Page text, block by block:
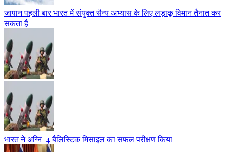
जापान पहली बार भारत में संयुक्त सैन्य अभ्यास के लिए लड़ाकू विमान तैनात कर
सकता है
भारत ने अग्नि-4 बैलिस्टिक मिसाइल का सफल परीक्षण किया